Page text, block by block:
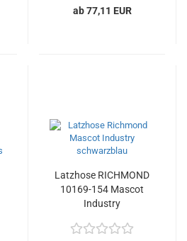
ab 77,11 EUR
Latzhose RICHMOND
10169-154 Mascot
Industry